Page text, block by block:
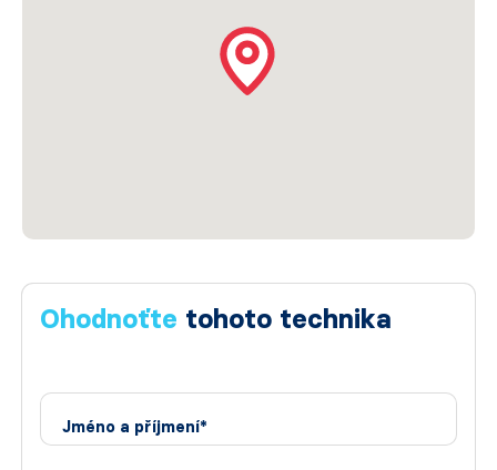
Ohodnoťte tohoto technika
Jméno a příjmení*